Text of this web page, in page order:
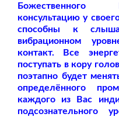
Божественного
консультацию у
способны к
вибрационном
контакт. Все
поступать в кору
поэтапно будет
определённого
каждого из Вас
подсознательного